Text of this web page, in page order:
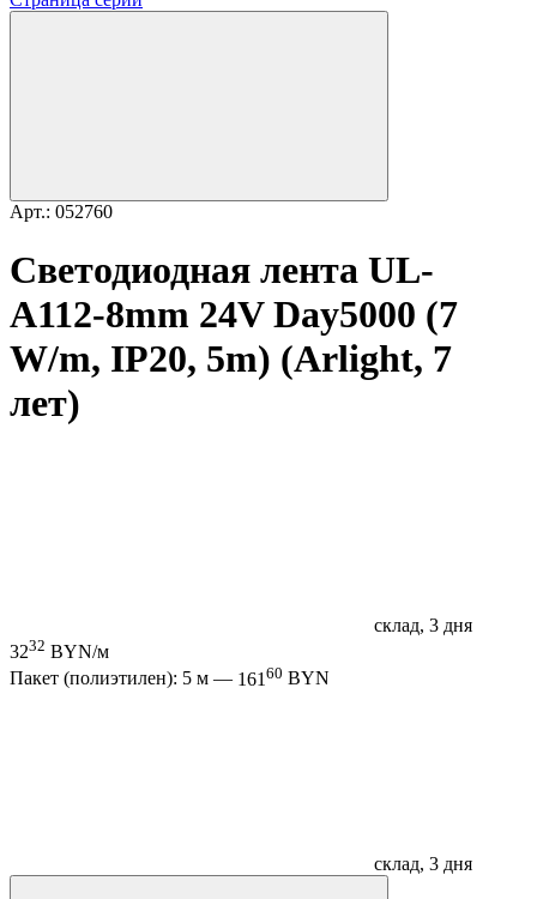
Арт.: 052760
Светодиодная лента UL-
A112-8mm 24V Day5000 (7
W/m, IP20, 5m) (Arlight, 7
лет)
склад, 3 дня
3232 BYN/м
Пакет (полиэтилен): 5 м — 161 60 BYN
склад, 3 дня